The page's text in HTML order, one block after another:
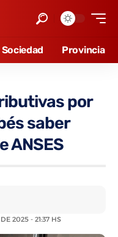
Sociedad Provincia
por
saber
ANSES
2025 - 21:37 HS